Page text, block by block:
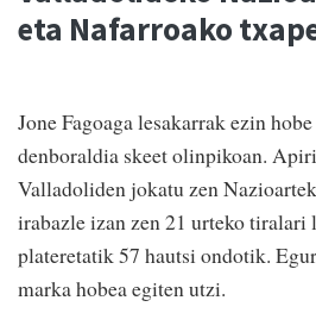
eta Nafarroako
Jone Fagoaga lesakarrak ezin
denboraldia skeet olinpikoan.
Valladoliden jokatu zen
irabazle izan zen 21 urteko tiralari
plateretatik 57 hautsi ondotik.
marka hobea egiten utzi.